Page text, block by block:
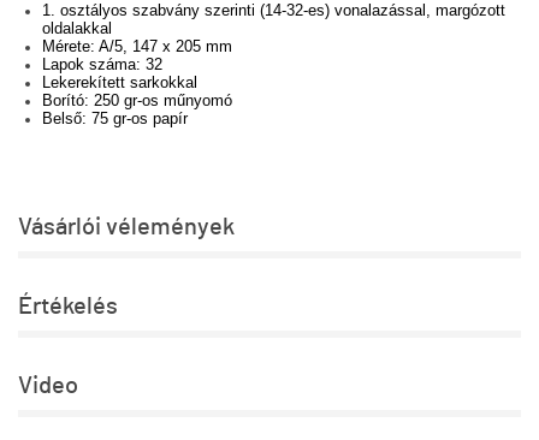
1. osztályos szabvány szerinti (14-32-es) vonalazással, margózott
oldalakkal
Mérete: A/5, 147 x 205 mm
Lapok száma: 32
Lekerekített sarkokkal
Borító: 250 gr-os műnyomó
Belső: 75 gr-os papír
Vásárlói vélemények
Értékelés
Video